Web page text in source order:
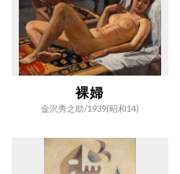
裸婦
金沢秀之助/1939(昭和14)